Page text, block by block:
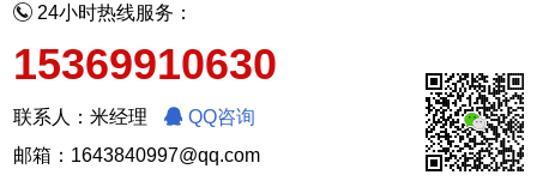
24小时热线服务：
15369910630
联系人：米经理
QQ咨询
邮箱：1643840997@qq.com